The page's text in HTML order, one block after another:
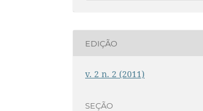
EDIÇÃO
v. 2 n. 2 (2011)
SEÇÃO